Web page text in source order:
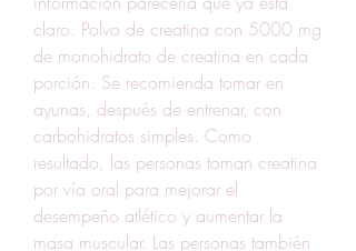
claro. Polvo de creatina con 5000 mg
de monohidrato de creatina en cada
porción. Se recomienda tomar en
ayunas, después de entrenar, con
carbohidratos simples. Como
resultado, las personas toman creatina
por vía oral para mejorar el
desempeño atlético y aumentar la
masa muscular. Las personas también